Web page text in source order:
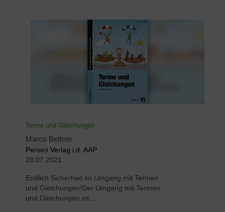
Terme und Gleichungen
Marco Bettner
Persen Verlag i.d. AAP
28.07.2021
Endlich Sicherheit im Umgang mit Termen
und Gleichungen!Der Umgang mit Termen
und Gleichungen ist...